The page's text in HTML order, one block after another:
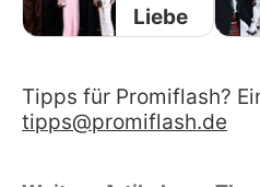
Liebe
Tipps für Promiflash?
tipps@promiflash.de